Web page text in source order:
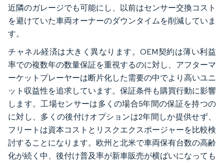
近隣のガレージでも可能にし、以前はセンサー交換コスト
を避けていた車両オーナーのダウンタイムを削減していま
す。
チャネル経済は大きく異なります。OEM契約は薄い利益
率での複数年の数量保証を重視するのに対し、アフターマ
ーケットプレーヤーは断片化した需要の中でより高いユニ
ット収益性を追求しています。保証条件も購買行動に影響
します。工場センサーは多くの場合5年間の保証を持つの
に対し、多くの後付けオプションは2年間しか提供せず、
フリートは資本コストとリスクエクスポージャーを比較検
討することになります。欧州と北米で車両保有台数の高齢
化が続く中、後付け普及率が新車販売が横ばいになっても